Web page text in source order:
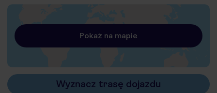
Pokaż na mapie
Wyznacz trasę dojazdu